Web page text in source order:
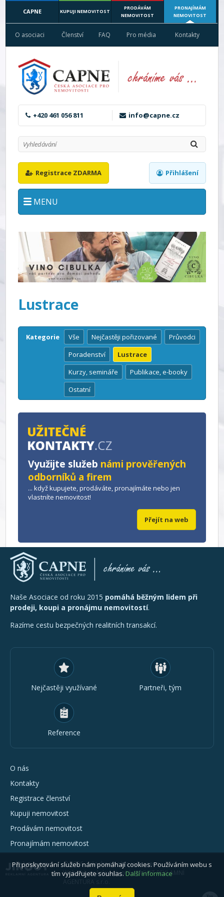
CAPNE KUPUJI NEMOVITOST
PRODÁVÁM
NEMOVITOST
PRONAJÍMÁM
NEMOVITOST
O asociaci Členství FAQ Pro média Kontakty
+420 461 056 811 info@capne.cz
Registrace ZDARMA Přihlášení
MENU
Lustrace
Kategorie Vše Nejčastěji pořizované
Průvodci
Poradenství
Lustrace
Kurzy, semináře
Publikace, e-booky
Ostatní
Využijte služeb námi prověřených
odborníků a firem
... když kupujete, prodáváte, pronajímáte nebo jen
vlastníte nemovitost!
Přejít na web
Naše Asociace od roku 2015 pomáhá běžným lidem při
prodeji, koupi a pronájmu nemovitostí.
Razíme cestu bezpečných realitních transakcí.
Nejčastěji využívané Partneři, tým
Reference
O nás
Kontakty
Registrace členství
Kupuji nemovitost
Prodávám nemovitost
Pronajímám nemovitost
© 2026 - všechna práva vyhrazena
Webové stránky vytvořila JIROUT REKLAMNÍ
Při poskytování služeb nám pomáhají cookies. Používáním webu s
tím vyjadřujete souhlas. Další informace